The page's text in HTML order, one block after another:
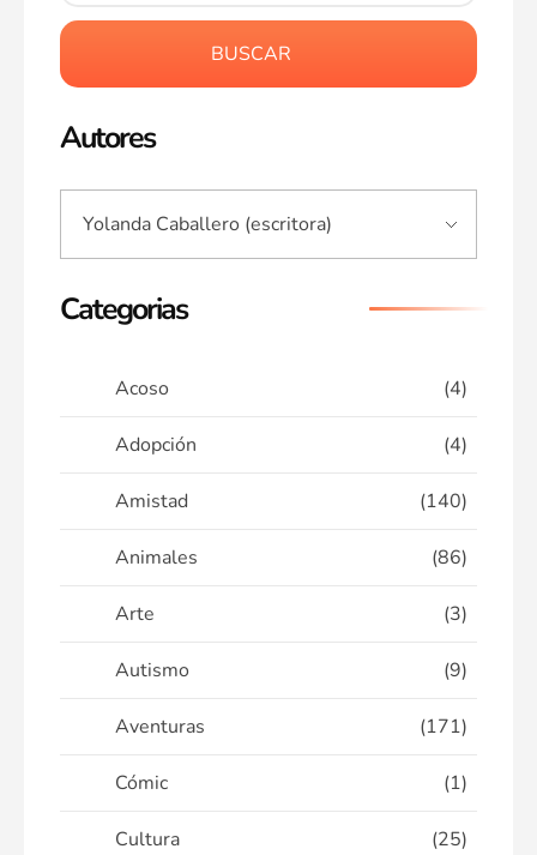
BUSCAR
Autores
Categorias
Acoso (4)
Adopción (4)
Amistad (140)
Animales (86)
Arte (3)
Autismo (9)
Aventuras (171)
Cómic (1)
Cultura (25)